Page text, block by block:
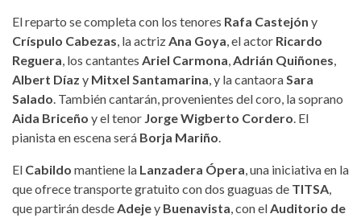
El reparto se completa con los tenores Rafa Castejón y
Críspulo Cabezas, la actrizAna Goya, el actor Ricardo
Reguera, los cantantes Ariel Carmona,Adrián Quiñones,
Albert Díaz y Mitxel Santamarina, y la cantaoraSara
Salado. También cantarán, provenientes del coro, la soprano
Aida Briceño y el tenor Jorge Wigberto Cordero. El
pianista en escena será Borja Mariño.
El Cabildo mantiene la Lanzadera Ópera, una iniciativa en la
que ofrece transporte gratuito con dos guaguas de TITSA,
que partirán desdeAdejey Buenavista, con elAuditorio de